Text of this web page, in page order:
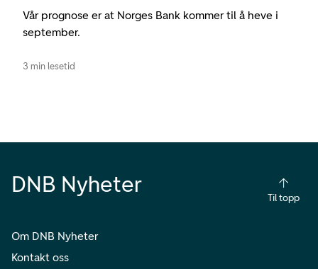
Vår prognose er at Norges Bank kommer til å heve i
september.
3 min lesetid
DNB Nyheter
Til topp
Om DNB Nyheter
Kontakt oss